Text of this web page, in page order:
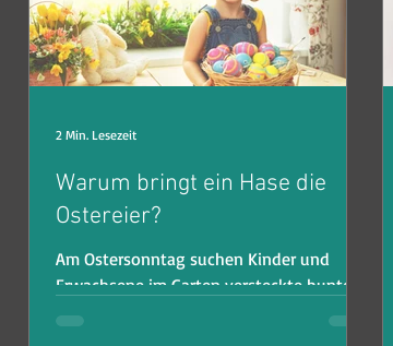
Warum bringt ein Hase die
Ostereier?
Am Ostersonntag suchen Kinder und
Erwachsene im Garten versteckte bunte
Eier, die der Osterhase dort versteckt hat.
2 Min. Lesezeit